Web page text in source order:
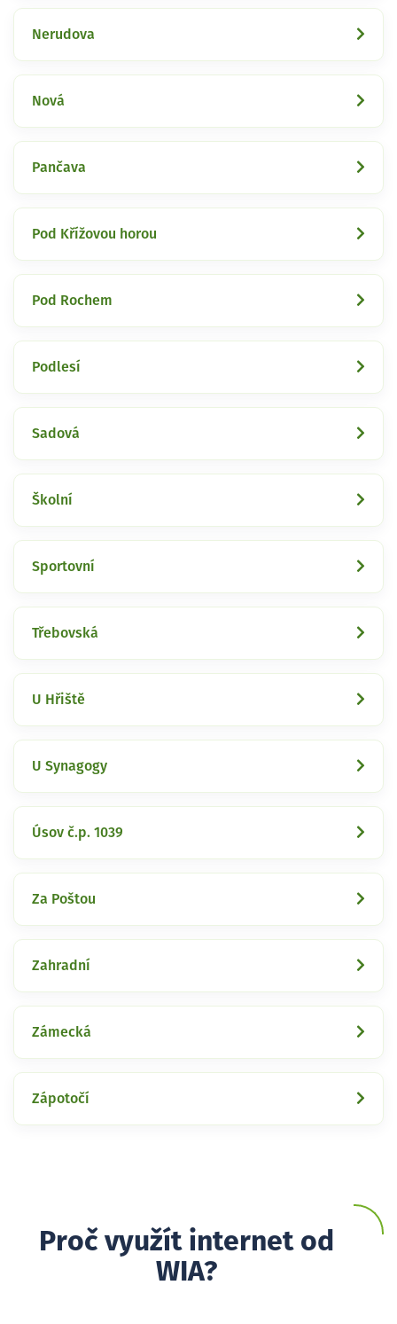
Nerudova
Nová
Pančava
Pod Křížovou horou
Pod Rochem
Podlesí
Sadová
Školní
Sportovní
Třebovská
U Hřiště
U Synagogy
Úsov č.p. 1039
Za Poštou
Zahradní
Zámecká
Zápotočí
Proč využít internet od
WIA?